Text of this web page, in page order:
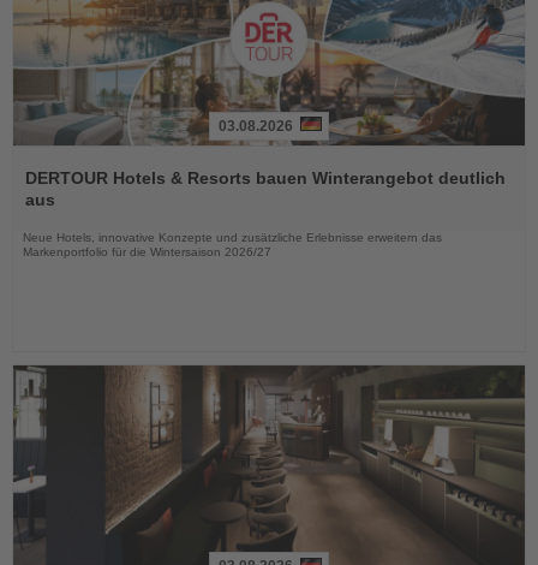
Sie
die
03.08.2026
DERTOUR Hotels & Resorts bauen Winterangebot deutlich
aus
Neue Hotels, innovative Konzepte und zusätzliche Erlebnisse erweitern das
Markenportfolio für die Wintersaison 2026/27